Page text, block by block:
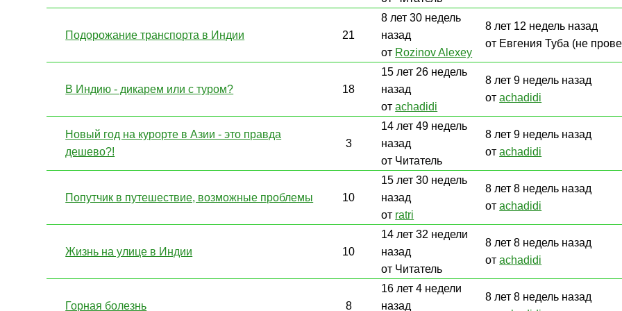
Подорожание транспорта в Индии 21
8 лет 30 недель
назад
от Rozinov Alexey
8 лет 12 недель назад
от Евгения Туба (не
В Индию - дикарем или с туром? 18
15 лет 26 недель
назад
отachadidi
8 лет 9 недель назад
отachadidi
Новый год на курорте в Азии - это правда
дешево?!
3
14 лет 49 недель
назад
от Читатель
8 лет 9 недель назад
отachadidi
Попутчик в путешествие, возможные проблемы 10
15 лет 30 недель
назад
от ratri
8 лет 8 недель назад
отachadidi
Жизнь на улице в Индии 10
14 лет 32 недели
назад
от Читатель
8 лет 8 недель назад
отachadidi
Горная болезнь 8
16 лет 4 недели
назад
8 лет 8 недель назад